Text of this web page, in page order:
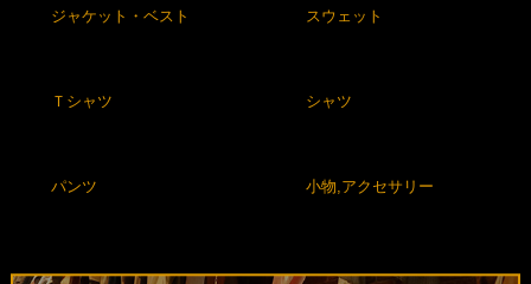
ジャケット・ベスト スウェット
Ｔシャツ シャツ
パンツ 小物,アクセサリー